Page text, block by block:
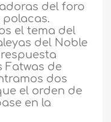
del foro
el tema del
del Noble
Fatwas de
dos
el orden de
en la